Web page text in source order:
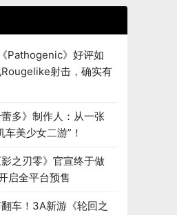
Pathogenic》好评如
射击，确实有
多》制作人：从一张
车美少女二游”！
之刃零》官宣终于做
启全平台预售
车！3A新游《轮回之